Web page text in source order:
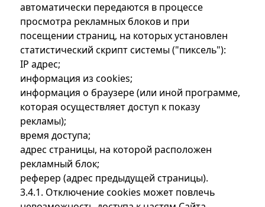
автоматически передаются в процессе
просмотра рекламных блоков и при
посещении страниц, на которых установлен
статистический скрипт системы ("пиксель"):
IP адрес;
информация из cookies;
информация о браузере (или иной программе,
которая осуществляет доступ к показу
рекламы);
время доступа;
адрес страницы, на которой расположен
рекламный блок;
реферер (адрес предыдущей страницы).
3.4.1. Отключение cookies может повлечь